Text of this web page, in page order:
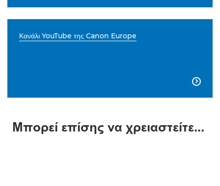
Κανάλι YouTube της Canon Europe

Μπορεί επίσης να χρειαστείτε...